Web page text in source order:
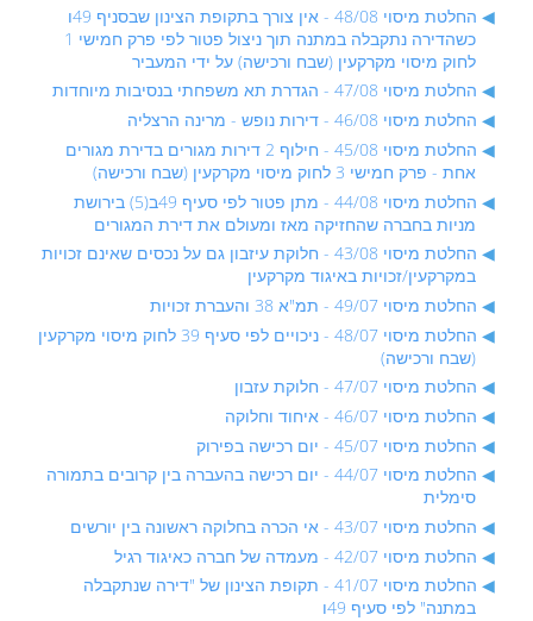
החלטת מיסוי 48/08 - אין צורך בתקופת הצינון שבסניף 49ו
כשהדירה נתקבלה במתנה תוך ניצול פטור לפי פרק חמישי 1
לחוק מיסוי מקרקעין (שבח ורכישה) על ידי המעביר
החלטת מיסוי 47/08 - הגדרת תא משפחתי בנסיבות מיוחדות
החלטת מיסוי 46/08 - דירות נופש - מרינה הרצליה
החלטת מיסוי 45/08 - חילוף 2 דירות מגורים בדירת מגורים
אחת - פרק חמישי 3 לחוק מיסוי מקרקעין (שבח ורכישה)
החלטת מיסוי 44/08 - מתן פטור לפי סעיף 49ב(5) בירושת
מניות בחברה שהחזיקה מאז ומעולם את דירת המגורים
החלטת מיסוי 43/08 - חלוקת עיזבון גם על נכסים שאינם זכויות
במקרקעין/זכויות באיגוד מקרקעין
החלטת מיסוי 49/07 - תמ"א 38 והעברת זכויות
החלטת מיסוי 48/07 - ניכויים לפי סעיף 39 לחוק מיסוי מקרקעין
(שבח ורכישה)
החלטת מיסוי 47/07 - חלוקת עזבון
החלטת מיסוי 46/07 - איחוד וחלוקה
החלטת מיסוי 45/07 - יום רכישה בפירוק
החלטת מיסוי 44/07 - יום רכישה בהעברה בין קרובים בתמורה
סימלית
החלטת מיסוי 43/07 - אי הכרה בחלוקה ראשונה בין יורשים
החלטת מיסוי 42/07 - מעמדה של חברה כאיגוד רגיל
החלטת מיסוי 41/07 - תקופת הצינון של "דירה שנתקבלה
במתנה" לפי סעיף 49ו